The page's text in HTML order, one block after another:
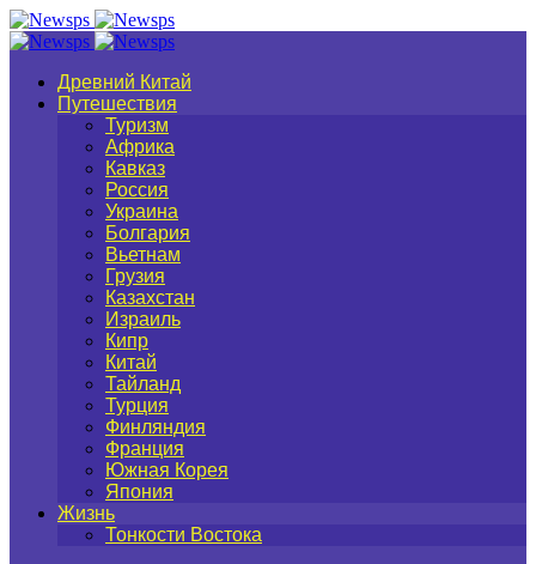
Древний Китай
Путешествия
Туризм
Африка
Кавказ
Россия
Украина
Болгария
Вьетнам
Грузия
Казахстан
Израиль
Кипр
Китай
Тайланд
Турция
Финляндия
Франция
Южная Корея
Япония
Жизнь
Тонкости Востока